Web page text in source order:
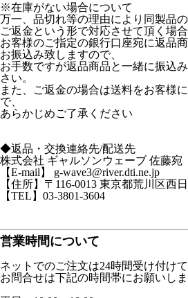
※在庫がない場合について
万一、品切れ等の理由により同製品
ご返金という形で対応させて頂く場合
お客様のご指定の銀行口座宛に返品
お振込み致しますので、
お手数ですが返品商品と一緒に振込
さい。
また、ご返金の場合は送料をお客様
で、
あらかじめご了承ください
◆返品・交換連絡先/配送先
株式会社 ギャルソンウェーブ 佐藤宛
【E-mail】 g-wave3@river.dti.ne.jp
【住所】〒116-0013 東京都荒川区西
【TEL】03-3801-3604
営業時間について
ネットでのご注文は24時間受け付けて
お問合せは下記の時間帯にお願いしま